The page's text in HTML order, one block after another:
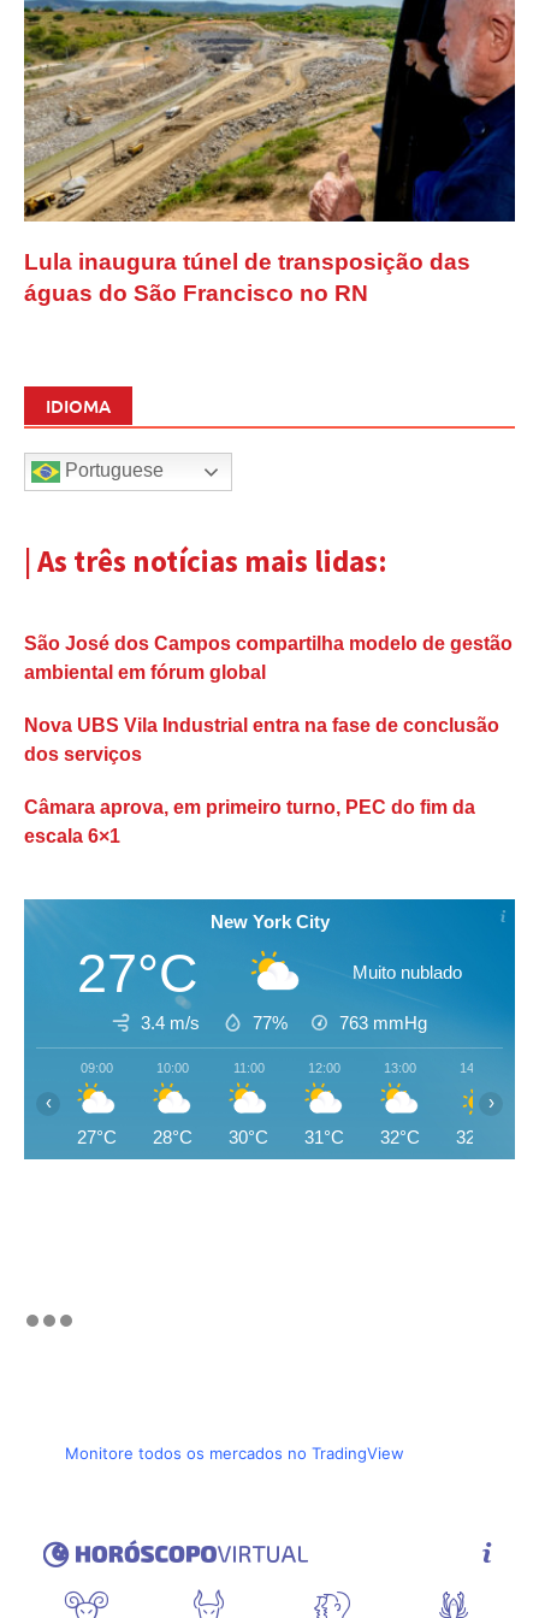
Lula inaugura túnel de transposição das
águas do São Francisco no RN
IDIOMA
Portuguese
| As três notícias mais lidas:
São José dos Campos compartilha modelo de gestão
ambiental em fórum global
Nova UBS Vila Industrial entra na fase de conclusão
dos serviços
Câmara aprova, em primeiro turno, PEC do fim da
escala 6×1
New York City
27°C Muito nublado
3.4 m/s 77% 763 mmHg
09:00
27°C
10:00
28°C
11:00
30°C
12:00
31°C
13:00
32°C
14:00
32°C
‹ ›
Monitore todos os mercados no TradingView